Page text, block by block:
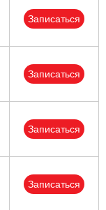
Записаться
Записаться
Записаться
Записаться